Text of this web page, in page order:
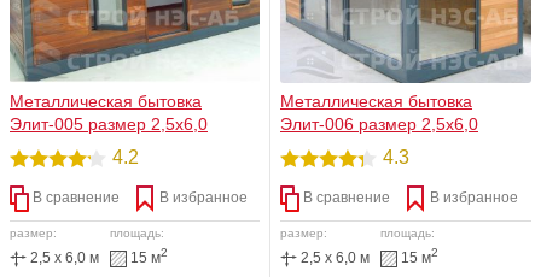
Металлическая бытовка
Элит-005 размер 2,5х6,0
4.2
В сравнение В избранное
размер:
2,5 x 6,0 м
площадь:
15 м2
Металлическая бытовка
Элит-006 размер 2,5х6,0
4.3
В сравнение В избранное
размер:
2,5 x 6,0 м
площадь:
15 м2